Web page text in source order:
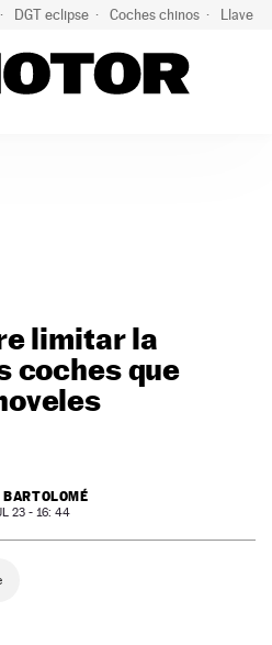
DGT eclipse Coches chinos Llaves
limitar la
coches que
23 - 16: 44